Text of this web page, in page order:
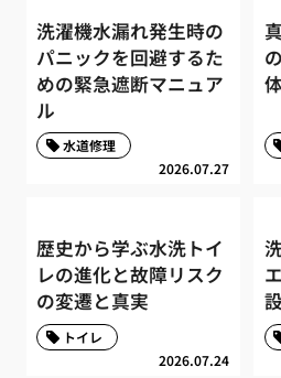
洗濯機水漏れ発生時の
パニックを回避するた
めの緊急遮断マニュア
ル
2026.07.27
水道修理
歴史から学ぶ水洗トイ
レの進化と故障リスク
の変遷と真実
2026.07.24
トイレ